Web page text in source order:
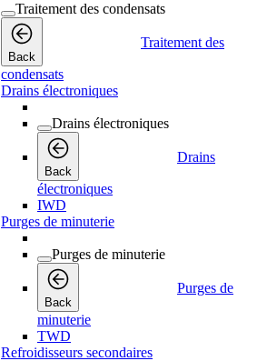
Traitement des condensats
Back
Traitement des
condensats
Drains électroniques
Drains électroniques
Back
Drains
électroniques
IWD
Purges de minuterie
Purges de minuterie
Back
Purges de
minuterie
TWD
Refroidisseurs secondaires